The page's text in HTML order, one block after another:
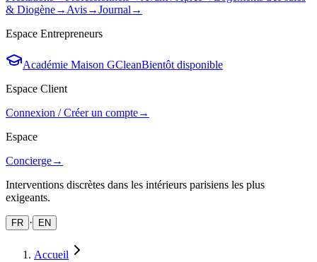
& Diogène→ Avis→Journal →
Espace Entrepreneurs
Académie Maison GCleanBientôt disponible
Espace Client
Connexion / Créer un compte→
Espace
Concierge→
Interventions discrètes dans les intérieurs parisiens les plus
exigeants.
FR · EN
Accueil